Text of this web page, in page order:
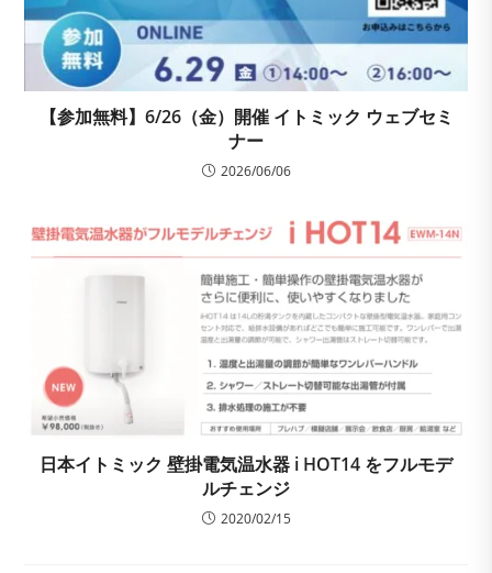
【参加無料】6/26（金）開催 イトミック ウェブセミ
ナー
2026/06/06
日本イトミック 壁掛電気温水器 i HOT14 をフルモデ
ルチェンジ
2020/02/15